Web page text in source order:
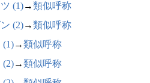
(1)→類似呼称
(2)→類似呼称
(1)→類似呼称
(2)→類似呼称